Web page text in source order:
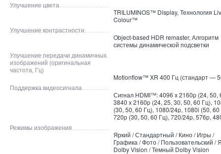
Улучшение цвета
TRILUMINOS™ Display, Технология
Colour™
Улучшение контрастности
Object-based HDR remaster, Алгоритм
системы динамической подсветки
Улучшение передачи динамичных
изображений (оригинальная
частота, Гц)
Motionflow™ XR 400 Гц (стандарт —
Поддержка видеосигнала
Сигнал HDMI™: 4096 x 2160p (24, 50,
3840 x 2160p (24, 25, 30, 50, 60 Гц),
(30, 50, 60 Гц), 1080/24p, 1080i (50, 60
720p (30, 50, 60 Гц), 720/24p, 576p,
Режимы изображения
Яркий / Стандартный / Кино / Игры /
Графика / Фото / Пользовательский /
Dolby Vision / Темный Dolby Vision